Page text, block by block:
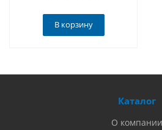
В корзину
Каталог
О компании